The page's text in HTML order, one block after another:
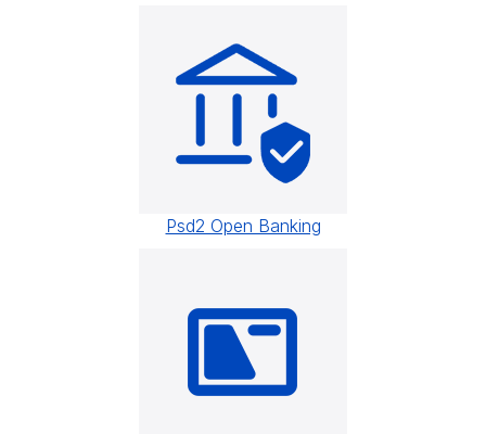
FONDAZIONE TELETHON
Psd2 Open Banking